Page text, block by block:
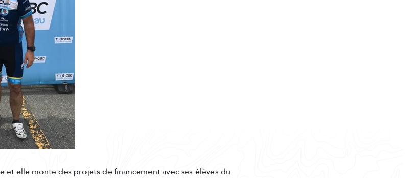
et elle monte des projets de financement avec ses élèves du